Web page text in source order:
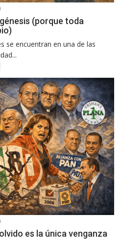
(porque toda
se encuentran en una de las
es la única venganza